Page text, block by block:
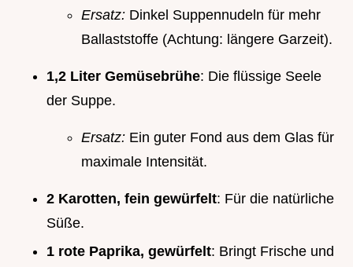
Ersatz: Dinkel Suppennudeln für mehr
Ballaststoffe (Achtung: längere Garzeit).
1,2 Liter Gemüsebrühe: Die flüssige Seele
der Suppe.
Ersatz: Ein guter Fond aus dem Glas für
maximale Intensität.
2 Karotten, fein gewürfelt: Für die natürliche
Süße.
1 rote Paprika, gewürfelt: Bringt Frische und